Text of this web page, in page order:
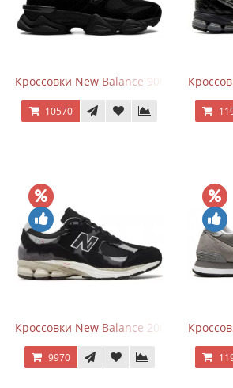
Кроссовки New Balance 9060 Triple
10570
Кроссовки New Balance 2002R
9970